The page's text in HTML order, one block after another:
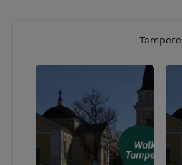
Tampere